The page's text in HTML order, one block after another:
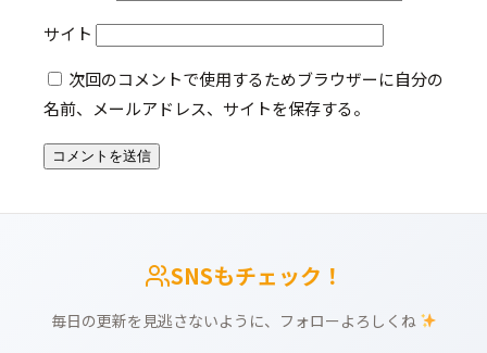
サイト
次回のコメントで使用するためブラウザーに自分の
名前、メールアドレス、サイトを保存する。
SNSもチェック！
毎日の更新を見逃さないように、フォローよろしくね